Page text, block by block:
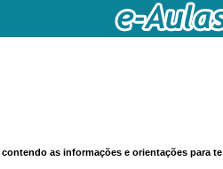
contendo as informações e orientações para te